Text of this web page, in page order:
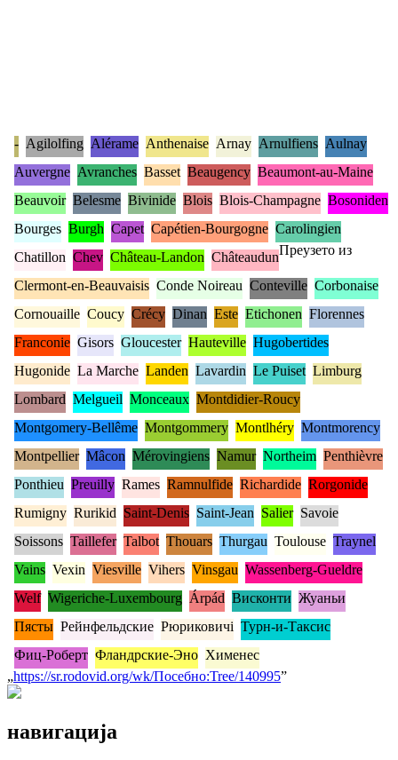
- Agilolfing Alérame Anthenaise Arnay Arnulfiens Aulnay
Auvergne Avranches Basset Beaugency Beaumont-au-Maine
Beauvoir Belesme Bivinide Blois Blois-Champagne Bosoniden
Bourges Burgh Capet Capétien-Bourgogne Carolingien
Chatillon Chev Château-Landon Châteaudun
Clermont-en-Beauvaisis Conde Noireau Conteville Corbonaise
Cornouaille Coucy Crécy Dinan Este Etichonen Florennes
Franconie Gisors Gloucester Hauteville Hugobertides
Hugonide La Marche Landen Lavardin Le Puiset Limburg
Lombard Melgueil Monceaux Montdidier-Roucy
Montgomery-Bellême Montgommery Montlhéry Montmorency
Montpellier Mâcon Mérovingiens Namur Northeim Penthièvre
Ponthieu Preuilly Rames Ramnulfide Richardide Rorgonide
Rumigny Rurikid Saint-Denis Saint-Jean Salier Savoie
Soissons Taillefer Talbot Thouars Thurgau Toulouse Traynel
Vains Vexin Viesville Vihers Vinsgau Wassenberg-Gueldre
Welf Wigeriche-Luxembourg Árpád Висконти Жуаньи
Пясты Рейнфельдские Рюриковичі Турн-и-Таксис
Фиц-Роберт Фландрские-Эно Хименес
Преузето из
„https://sr.rodovid.org/wk/Посебно:Tree/140995”
навигација